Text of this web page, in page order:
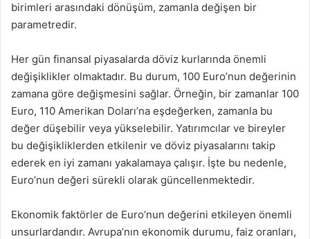
birimleri arasındaki dönüşüm, zamanla değişen bir
parametredir.
Her gün finansal piyasalarda döviz kurlarında önemli
değişiklikler olmaktadır. Bu durum, 100 Euro’nun değerinin
zamana göre değişmesini sağlar. Örneğin, bir zamanlar 100
Euro, 110 Amerikan Doları’na eşdeğerken, zamanla bu
değer düşebilir veya yükselebilir. Yatırımcılar ve bireyler
bu değişikliklerden etkilenir ve döviz piyasalarını takip
ederek en iyi zamanı yakalamaya çalışır. İşte bu nedenle,
Euro’nun değeri sürekli olarak güncellenmektedir.
Ekonomik faktörler de Euro’nun değerini etkileyen önemli
unsurlardandır. Avrupa’nın ekonomik durumu, faiz oranları,